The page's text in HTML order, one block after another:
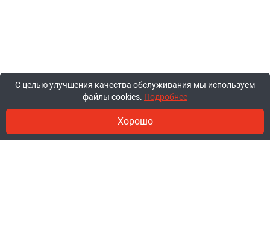
С целью улучшения качества обслуживания мы используем
файлы cookies. Подробнее
Хорошо